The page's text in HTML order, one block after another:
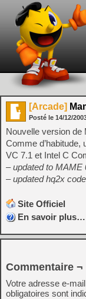
[Arcade]
Posté le 14/12/
Nouvelle version de
Comme
VC 7.1 et Intel C
– updated to MAME
– updated hq2x
Site Officiel
En savoir plus…
Commentaire ¬
Votre adresse e-
obligatoires sont